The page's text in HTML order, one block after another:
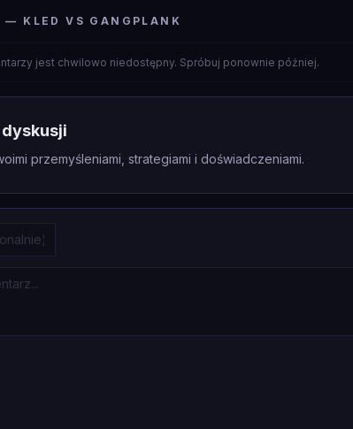
— KLED VS GANGPLANK
jest chwilowo niedostępny. Spróbuj ponownie później.
dyskusji
przemyśleniami, strategiami i doświadczeniami.